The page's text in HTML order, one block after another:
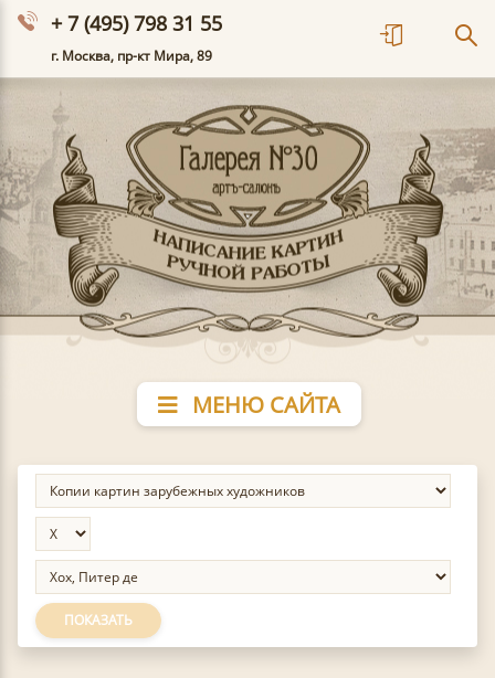
+ 7 (495) 798 31 55
г. Москва, пр-кт Мира, 89
МЕНЮ САЙТА
ПОКАЗАТЬ